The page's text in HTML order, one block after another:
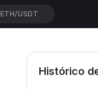
HFTUSDT
Histórico